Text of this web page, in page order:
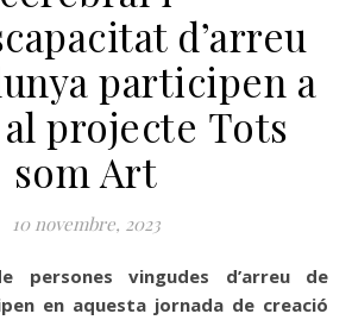
d’arreu
participen a
projecte Tots
som Art
10 novembre, 2023
en aquesta jornada de creació